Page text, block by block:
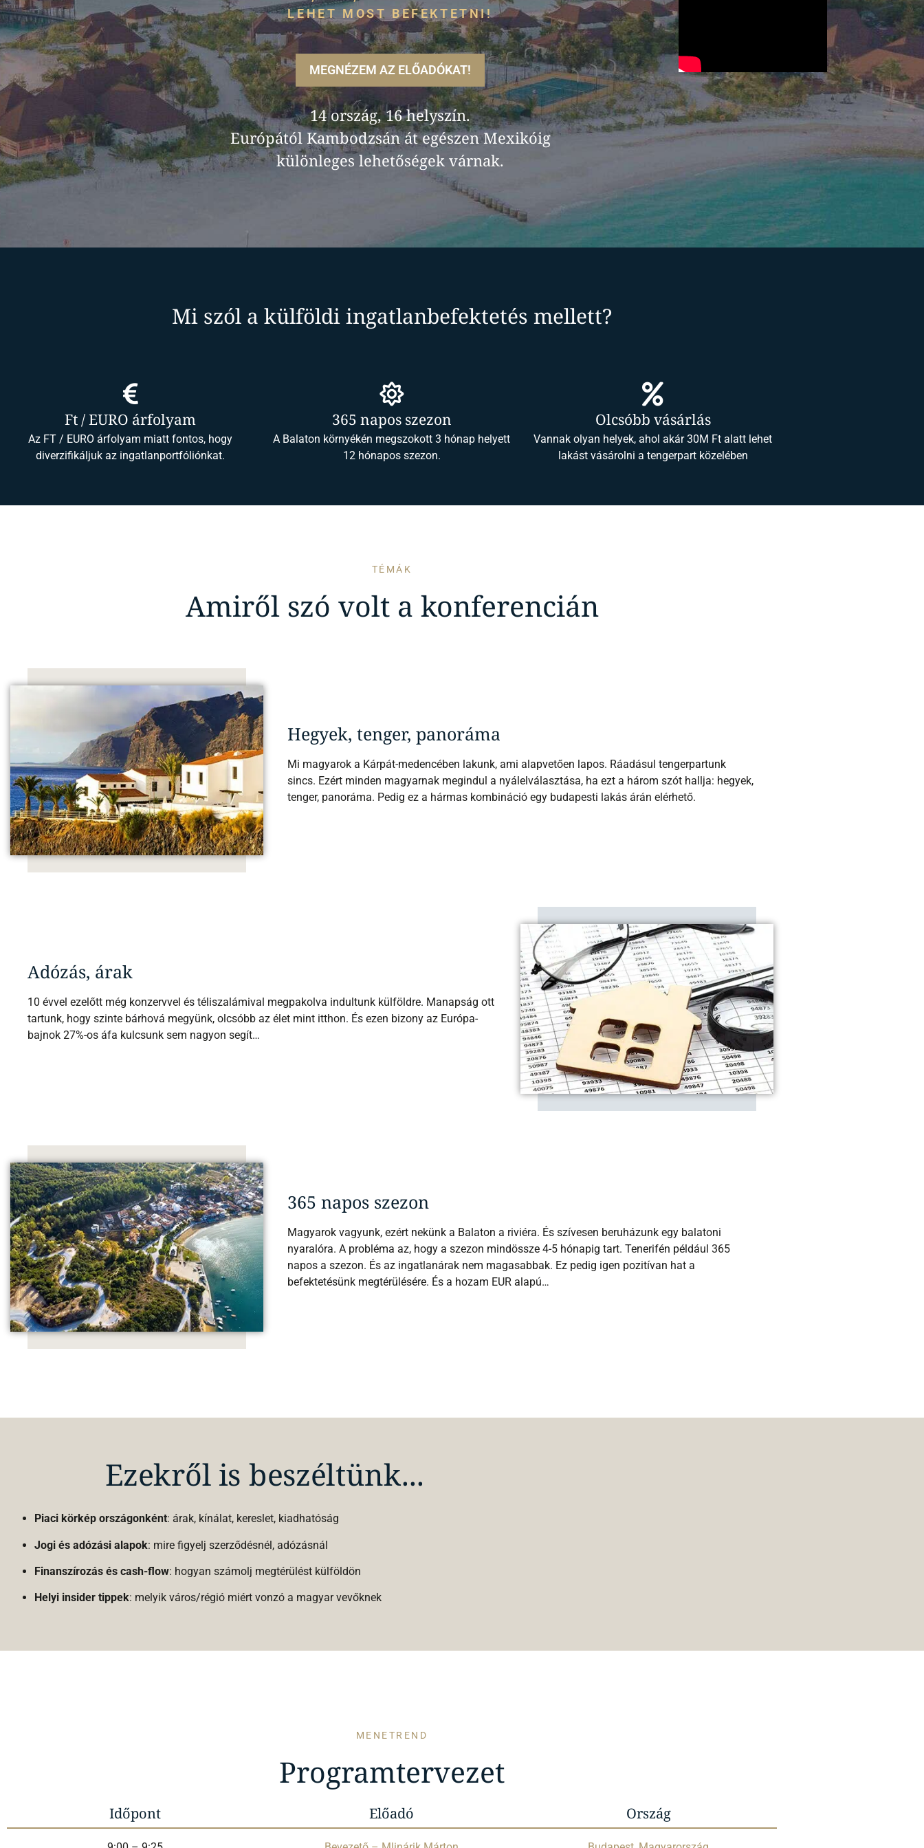
LEHET MOST BEFEKTETNI!
MEGNÉZEM AZ ELŐADÓKAT!
14 ország, 16 helyszín.
Európától Kambodzsán át egészen Mexikóig
különleges lehetőségek várnak.
Mi szól a külföldi ingatlanbefektetés mellett?
Ft / EURO árfolyam
Az FT / EURO árfolyam miatt fontos, hogy
diverzifikáljuk az ingatlanportfóliónkat.
365 napos szezon
A Balaton környékén megszokott 3 hónap helyett
12 hónapos szezon.
Olcsóbb vásárlás
Vannak olyan helyek, ahol akár 30M Ft alatt lehet
lakást vásárolni a tengerpart közelében
TÉMÁK
Amiről szó volt a konferencián
Hegyek, tenger, panoráma
Mi magyarok a Kárpát-medencében lakunk, ami alapvetően lapos. Ráadásul tengerpartunk
sincs. Ezért minden magyarnak megindul a nyálelválasztása, ha ezt a három szót hallja: hegyek,
tenger, panoráma. Pedig ez a hármas kombináció egy budapesti lakás árán elérhető.
Adózás, árak
10 évvel ezelőtt még konzervvel és téliszalámival megpakolva indultunk külföldre. Manapság ott
tartunk, hogy szinte bárhová megyünk, olcsóbb az élet mint itthon. És ezen bizony az Európa-
bajnok 27%-os áfa kulcsunk sem nagyon segít…
365 napos szezon
Magyarok vagyunk, ezért nekünk a Balaton a riviéra. És szívesen beruházunk egy balatoni
nyaralóra. A probléma az, hogy a szezon mindössze 4-5 hónapig tart. Tenerifén például 365
napos a szezon. És az ingatlanárak nem magasabbak. Ez pedig igen pozitívan hat a
befektetésünk megtérülésére. És a hozam EUR alapú…
Ezekről is beszéltünk...
Piaci körkép országonként: árak, kínálat, kereslet, kiadhatóság
Jogi és adózási alapok: mire figyelj szerződésnél, adózásnál
Finanszírozás és cash-flow: hogyan számolj megtérülést külföldön
Helyi insider tippek: melyik város/régió miért vonzó a magyar vevőknek
MENETREND
Programtervezet
Időpont Előadó Ország